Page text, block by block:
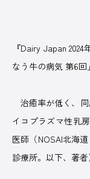
『Dairy Japan
なう牛の病気 第6回
治癒率が低く、同
イコプラズマ性乳
医師（NOSAI北海
診療所。以下、著